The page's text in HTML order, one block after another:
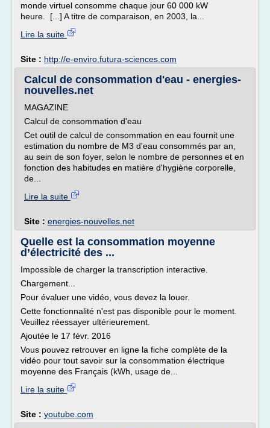
monde virtuel consomme chaque jour 60 000 kW
heure. [...] A titre de comparaison, en 2003, la...
Lire la suite
Site : http://e-enviro.futura-sciences.com
Calcul de consommation d'eau - energies-
nouvelles.net
MAGAZINE
Calcul de consommation d'eau
Cet outil de calcul de consommation en eau fournit une
estimation du nombre de M3 d'eau consommés par an,
au sein de son foyer, selon le nombre de personnes et en
fonction des habitudes en matière d'hygiène corporelle,
de...
Lire la suite
Site : energies-nouvelles.net
Quelle est la consommation moyenne
d’électricité des ...
Impossible de charger la transcription interactive.
Chargement...
Pour évaluer une vidéo, vous devez la louer.
Cette fonctionnalité n'est pas disponible pour le moment.
Veuillez réessayer ultérieurement.
Ajoutée le 17 févr. 2016
Vous pouvez retrouver en ligne la fiche complète de la
vidéo pour tout savoir sur la consommation électrique
moyenne des Français (kWh, usage de...
Lire la suite
Site : youtube.com